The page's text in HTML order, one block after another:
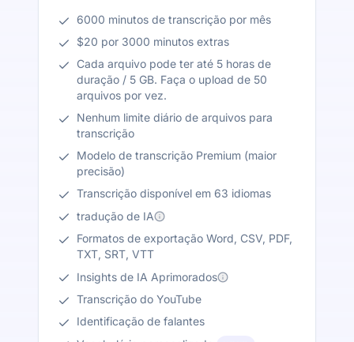
6000 minutos de transcrição por mês
$20 por 3000 minutos extras
Cada arquivo pode ter até 5 horas de
duração / 5 GB. Faça o upload de 50
arquivos por vez.
Nenhum limite diário de arquivos para
transcrição
Modelo de transcrição Premium (maior
precisão)
Transcrição disponível em 63 idiomas
tradução de IA
Formatos de exportação Word, CSV, PDF,
TXT, SRT, VTT
Insights de IA Aprimorados
Transcrição do YouTube
Identificação de falantes